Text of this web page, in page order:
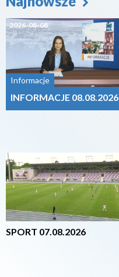
2026-08-08
Informacje
INFORMACJE 08.08.2026
2026-08-07
SPORT 07.08.2026